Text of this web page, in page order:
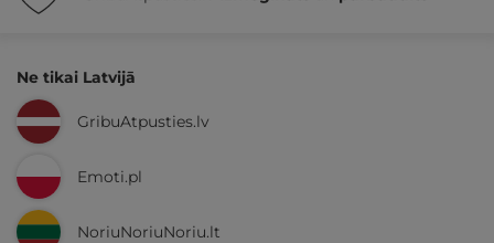
Ne tikai Latvijā
GribuAtpusties.lv
Emoti.pl
NoriuNoriuNoriu.lt